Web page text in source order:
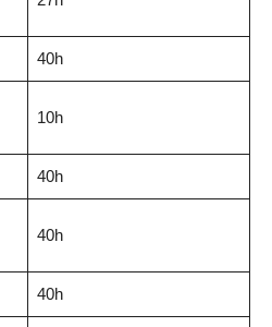
40h
10h
40h
40h
40h